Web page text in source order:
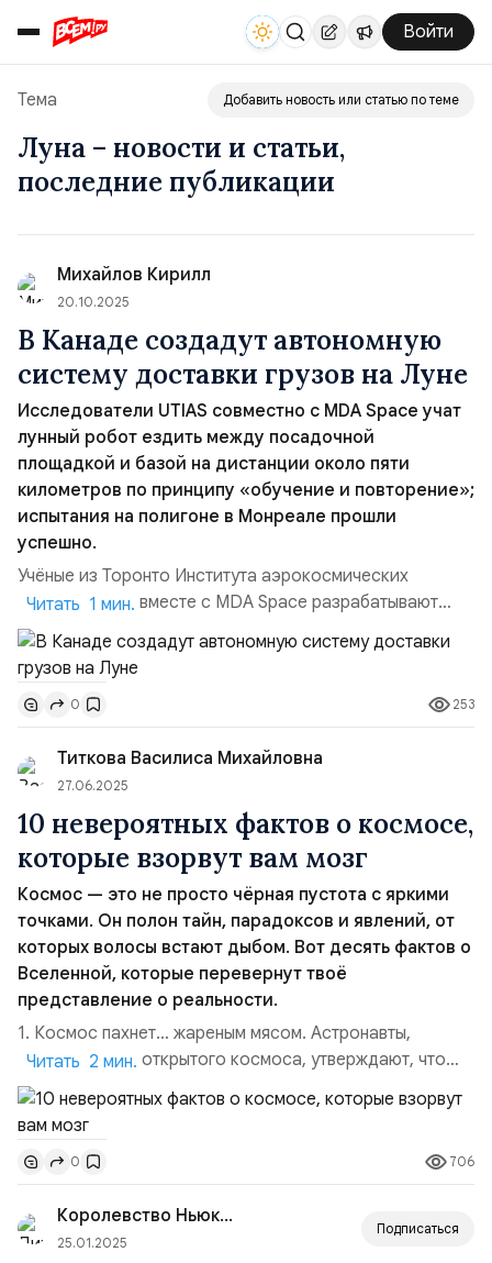
Войти
Тема Добавить новость или статью по теме
Луна – новости и статьи,
последние публикации
Михайлов Кирилл
20.10.2025
В Канаде создадут автономную
систему доставки грузов на Луне
Исследователи UTIAS совместно с MDA Space учат
лунный робот ездить между посадочной
площадкой и базой на дистанции около пяти
километров по принципу «обучение и повторение»;
испытания на полигоне в Монреале прошли
успешно.
Учёные из Торонто Института аэрокосмических
исследований вместе с MDA Space разрабатывают
автономный лунный перевозчик — задача проекта —
автоматизировать доставку грузов от места посадки
корабля до жилого модуля примерно в пяти
километрах. Руководит работами профессор Тим
Барфут, в команде — аспирант Алек Кравчив. В основе
подход «обучение и повторение...
Читать 1 мин.
0 253
Титкова Василиса Михайловна
27.06.2025
10 невероятных фактов о космосе,
которые взорвут вам мозг
Космос — это не просто чёрная пустота с яркими
точками. Он полон тайн, парадоксов и явлений, от
которых волосы встают дыбом. Вот десять фактов о
Вселенной, которые перевернут твоё
представление о реальности.
1. Космос пахнет… жареным мясом. Астронавты,
вернувшиеся с открытого космоса, утверждают, что
скафандры источают запах, напоминающий
жареное мясо, раскалённый металл или сварку. Это
объясняется тем, что в вакууме ультрафиолетовое
излучение расщепляет молекулы, создавая аромат
углеродистых соединений — вроде тех, что
образуются на гри...
Читать 2 мин.
0 706
Королевство Ньюкленд
25.01.2025
Подписаться